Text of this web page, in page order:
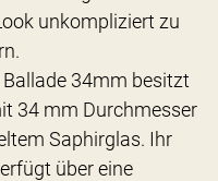
unkompliziert zu
34mm besitzt
34 mm Durchmesser
Saphirglas. Ihr
über eine